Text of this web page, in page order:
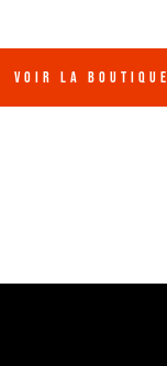
Voir la boutique